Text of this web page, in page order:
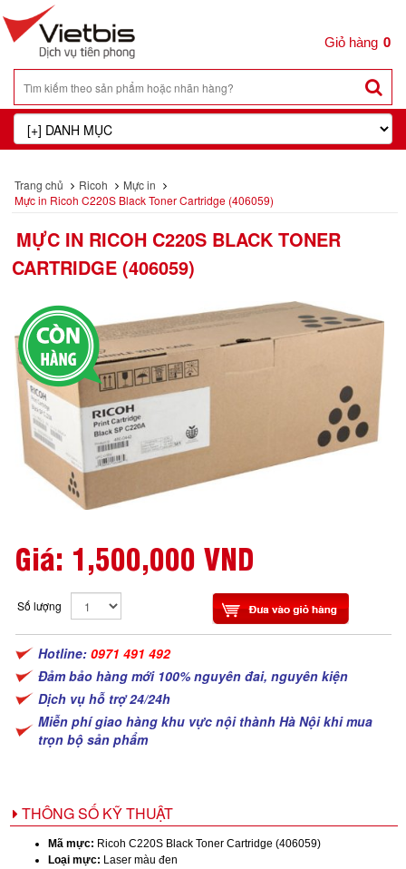
0
Trang chủ Ricoh
Mực in
Mực in Ricoh C220S Black Toner Cartridge (406059)
MỰC IN RICOH C220S BLACK TONER
CARTRIDGE (406059)
Giá: 1,500,000 VND
Số lượng
Hotline: 0971 491 492
Đảm bảo hàng mới 100% nguyên đai, nguyên kiện
Dịch vụ hỗ trợ 24/24h
Miễn phí giao hàng khu vực nội thành Hà Nội khi mua
trọn bộ sản phẩm
THÔNG SỐ KỸ THUẬT
Mã mực: Ricoh C220S Black Toner Cartridge (406059)
Loại mực: Laser màu đen